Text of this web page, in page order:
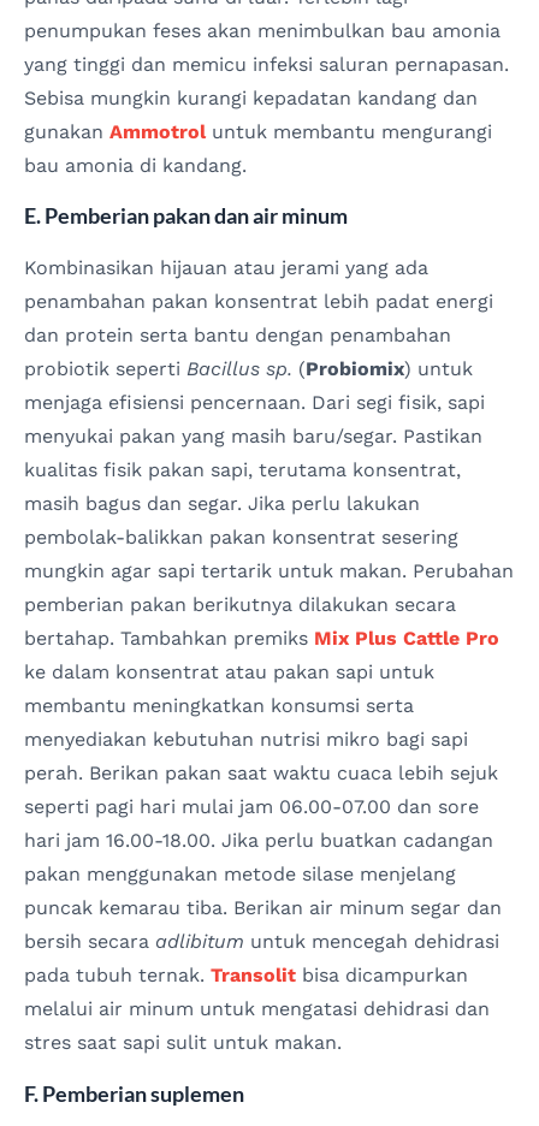
penumpukan feses akan menimbulkan bau amonia
yang tinggi dan memicu infeksi saluran pernapasan.
Sebisa mungkin kurangi kepadatan kandang dan
gunakan Ammotroluntuk membantu mengurangi
bau amonia di kandang.
E. Pemberian pakan dan air minum
Kombinasikan hijauan atau jerami yang ada
penambahan pakan konsentrat lebih padat energi
dan protein serta bantu dengan penambahan
probiotik seperti Bacillus sp. (Probiomix) untuk
menjaga efisiensi pencernaan. Dari segi fisik, sapi
menyukai pakan yang masih baru/segar. Pastikan
kualitas fisik pakan sapi, terutama konsentrat,
masih bagus dan segar. Jika perlu lakukan
pembolak-balikkan pakan konsentrat sesering
mungkin agar sapi tertarik untuk makan. Perubahan
pemberian pakan berikutnya dilakukan secara
bertahap. Tambahkan premiks Mix Plus Cattle Pro
ke dalam konsentrat atau pakan sapi untuk
membantu meningkatkan konsumsi serta
menyediakan kebutuhan nutrisi mikro bagi sapi
perah. Berikan pakan saat waktu cuaca lebih sejuk
seperti pagi hari mulai jam 06.00-07.00 dan sore
hari jam 16.00-18.00. Jika perlu buatkan cadangan
pakan menggunakan metode silase menjelang
puncak kemarau tiba. Berikan air minum segar dan
bersih secara adlibitum untuk mencegah dehidrasi
pada tubuh ternak. Transolit bisa dicampurkan
melalui air minum untuk mengatasi dehidrasi dan
stres saat sapi sulit untuk makan.
F. Pemberian suplemen